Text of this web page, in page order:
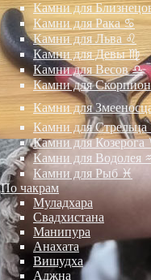
Камни для
Камни для Рака ♋️
Камни для Льва ♌️
Камни для Девы ♍️
Камни для Весов ♎️
Камни для
Камни для
Камни для Стрельца
Камни для Козерога
Камни для Водолея
Камни для Рыб ♓️
По чакрам
Муладхара
Свадхистана
Манипура
Анахата
Вишудха
Аджна